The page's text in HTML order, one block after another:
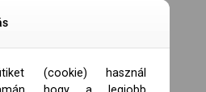
(cookie) használ